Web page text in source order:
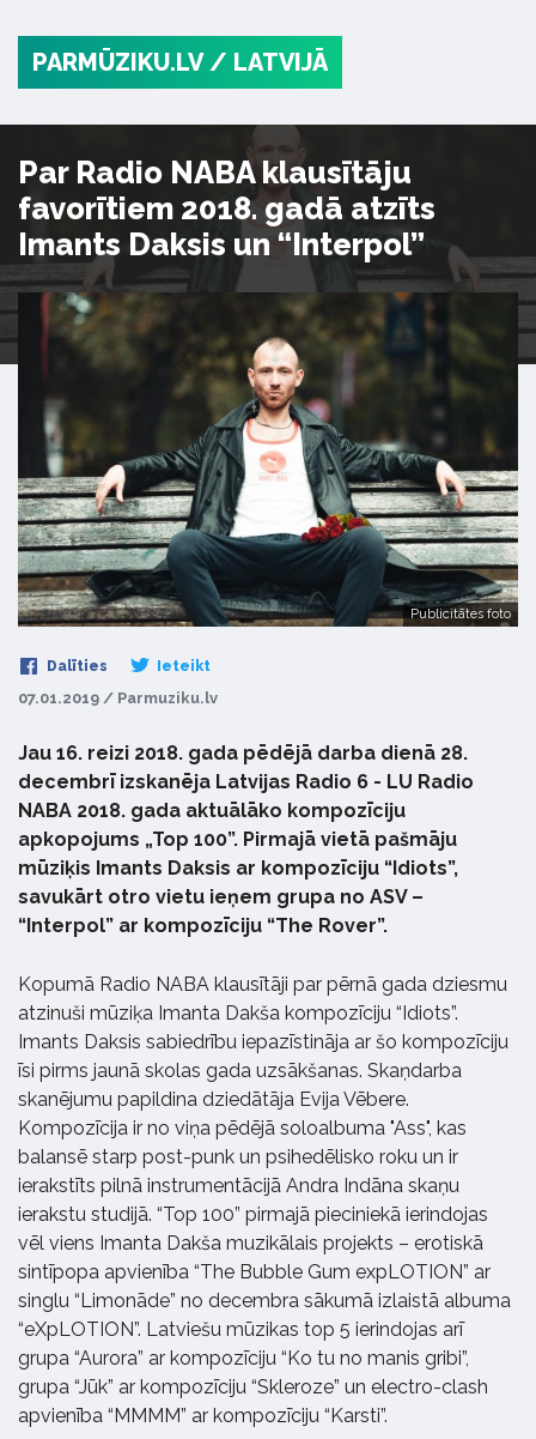
PARMŪZIKU.LV / LATVIJĀ
Par Radio NABA klausītāju
favorītiem 2018. gadā atzīts
Imants Daksis un “Interpol”
Publicitātes foto
Dalīties Ieteikt
07.01.2019 / Parmuziku.lv
Jau 16. reizi 2018. gada pēdējā darba dienā 28.
decembrī izskanēja Latvijas Radio 6 - LU Radio
NABA 2018. gada aktuālāko kompozīciju
apkopojums „Top 100”. Pirmajā vietā pašmāju
mūziķis Imants Daksis ar kompozīciju “Idiots”,
savukārt otro vietu ieņem grupa no ASV –
“Interpol” ar kompozīciju “The Rover”.
Kopumā Radio NABA klausītāji par pērnā gada dziesmu
atzinuši mūziķa Imanta Dakša kompozīciju “Idiots”.
Imants Daksis sabiedrību iepazīstināja ar šo kompozīciju
īsi pirms jaunā skolas gada uzsākšanas. Skaņdarba
skanējumu papildina dziedātāja Evija Vēbere.
Kompozīcija ir no viņa pēdējā soloalbuma "Ass", kas
balansē starp post-punk un psihedēlisko roku un ir
ierakstīts pilnā instrumentācijā Andra Indāna skaņu
ierakstu studijā. “Top 100” pirmajā pieciniekā ierindojas
vēl viens Imanta Dakša muzikālais projekts – erotiskā
sintīpopa apvienība “The Bubble Gum expLOTION” ar
singlu “Limonāde” no decembra sākumā izlaistā albuma
“eXpLOTION”. Latviešu mūzikas top 5 ierindojas arī
grupa “Aurora” ar kompozīciju “Ko tu no manis gribi”,
grupa “Jūk” ar kompozīciju “Skleroze” un electro-clash
apvienība “MMMM” ar kompozīciju “Karsti”.